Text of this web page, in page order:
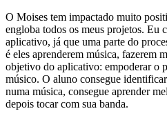
O Moises tem impactado muito
engloba todos os meus projetos. Eu
aplicativo, já que uma parte do
é eles aprenderem música, fazerem
objetivo do aplicativo: empoderar o
músico. O aluno consegue
numa música, consegue aprender
depois tocar com sua banda.